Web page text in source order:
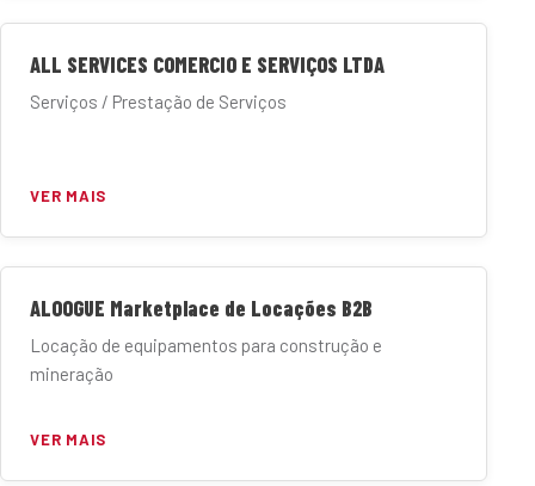
ALL SERVICES COMERCIO E SERVIÇOS LTDA
Serviços / Prestação de Serviços
VER MAIS
ALOOGUE Marketplace de Locações B2B
Locação de equipamentos para construção e
mineração
VER MAIS